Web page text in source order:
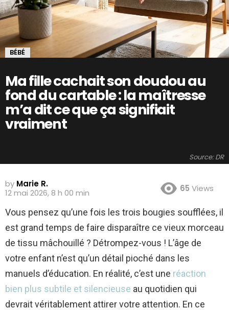
BÉBÉ
Ma fille cachait son doudou au
fond du cartable : la maîtresse
m’a dit ce que ça signifiait
vraiment
Source: DR
by Marie R.
12 mai 2026, 8 h 00 min
65 Views
Vous pensez qu’une fois les trois bougies soufflées, il
est grand temps de faire disparaître ce vieux morceau
de tissu mâchouillé ? Détrompez-vous ! L’âge de
votre enfant n’est qu’un détail pioché dans les
manuels d’éducation. En réalité, c’est une réaction
bien plus subtile et silencieuse au quotidien qui
devrait véritablement attirer votre attention. En ce